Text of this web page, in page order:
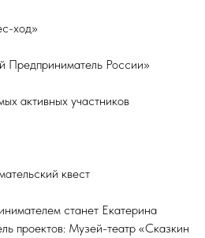
ход»
Предприниматель России»
активных участников
квест
станет Екатерина
проектов: Музей-театр «Сказкин